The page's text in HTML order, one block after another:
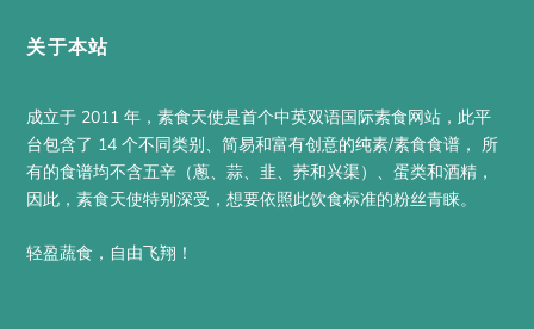
关于本站
成立于 2011 年，素食天使是首个中英双语国际素食网站，此平
台包含了 14 个不同类别、简易和富有创意的纯素/素食食谱， 所
有的食谱均不含五辛（蔥、蒜、韭、荞和兴渠）、蛋类和酒精，
因此，素食天使特别深受，想要依照此饮食标准的粉丝青睐。
轻盈蔬食，自由飞翔！